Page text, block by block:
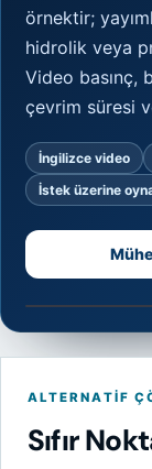
örnektir;
hidrolik veya
Video basınç,
çevrim süresi
İngilizce video
İstek üzerine
Fikstür örneğini
Otomotiv
ALTERNATIF
Sıfır